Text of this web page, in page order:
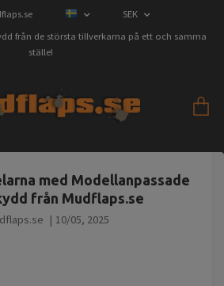
SEK
från de största tillverkarna på ett och samma
ställe!
med Modellanpassade
från Mudflaps.se
| 10/05, 2025